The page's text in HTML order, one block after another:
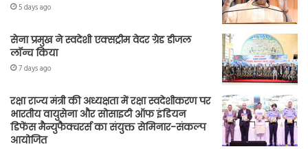
5 days ago
सेना प्रमुख ने स्वदेशी एक्सट्रीम वेदर ग्रेड डीजल
लॉन्च किया
7 days ago
रक्षा राज्य मंत्री की अध्यक्षता में रक्षा स्वदेशीकरण पर
भारतीय वायुसेना और सोसाइटी ऑफ इंडियन
डिफेंस मैन्युफैक्चरर्स का संयुक्त सेमिनार-संकल्प
आयोजित